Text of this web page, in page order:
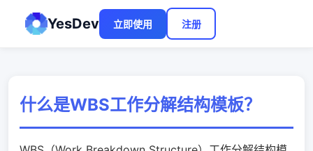
YesDev 立即使用 注册
什么是WBS工作分解结构模板？